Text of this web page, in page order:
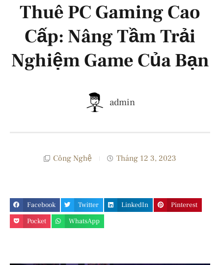
Thuê PC Gaming Cao
Cấp: Nâng Tầm Trải
Nghiệm Game Của Bạn
admin
Công Nghệ Tháng 12 3, 2023
Facebook Twitter LinkedIn
Pinterest
Pocket
WhatsApp